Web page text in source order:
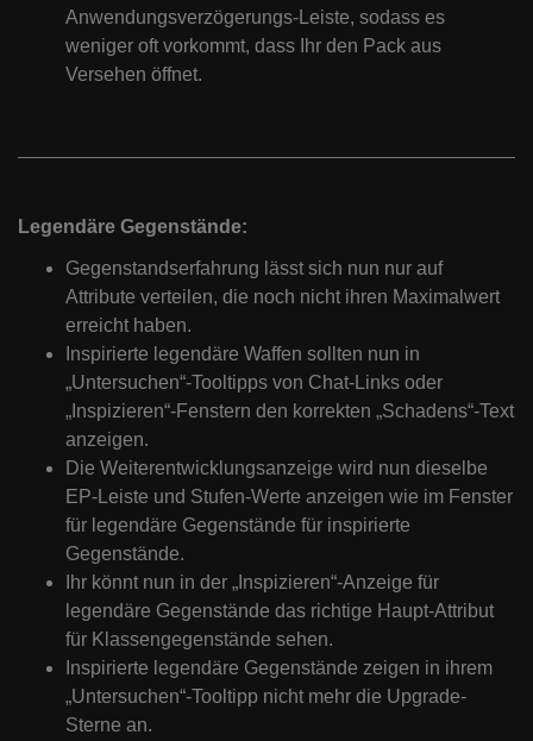
Anwendungsverzögerungs-Leiste, sodass es
weniger oft vorkommt, dass Ihr den Pack aus
Versehen öffnet.
Legendäre Gegenstände:
Gegenstandserfahrung lässt sich nun nur auf
Attribute verteilen, die noch nicht ihren Maximalwert
erreicht haben.
Inspirierte legendäre Waffen sollten nun in
„Untersuchen“-Tooltipps von Chat-Links oder
„Inspizieren“-Fenstern den korrekten „Schadens“-Text
anzeigen.
Die Weiterentwicklungsanzeige wird nun dieselbe
EP-Leiste und Stufen-Werte anzeigen wie im Fenster
für legendäre Gegenstände für inspirierte
Gegenstände.
Ihr könnt nun in der „Inspizieren“-Anzeige für
legendäre Gegenstände das richtige Haupt-Attribut
für Klassengegenstände sehen.
Inspirierte legendäre Gegenstände zeigen in ihrem
„Untersuchen“-Tooltipp nicht mehr die Upgrade-
Sterne an.